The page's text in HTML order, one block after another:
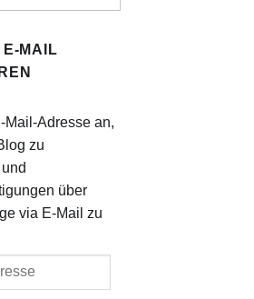
E-MAIL
Mail-Adresse an,
zu
über
via E-Mail zu